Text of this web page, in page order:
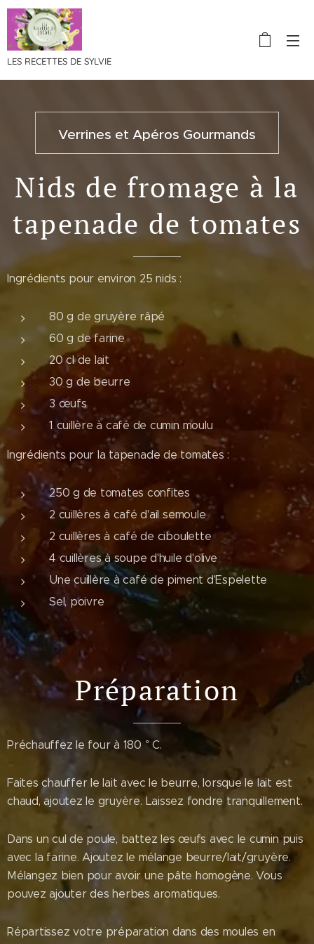
LES RECETTES DE SYLVIE
Verrines et Apéros Gourmands
Nids de fromage à la
tapenade de tomates
Ingrédients pour environ 25 nids :
80 g de gruyère râpé
60 g de farine
20 cl de lait
30 g de beurre
3 œufs
1 cuillère à café de cumin moulu
Ingrédients pour la tapenade de tomates :
250 g de tomates confites
2 cuillères à café d'ail semoule
2 cuillères à café de ciboulette
4 cuillères à soupe d'huile d'olive
Une cuillère à café de piment d'Espelette
Sel, poivre
Préparation
Préchauffez le four à 180 ° C.
Faites chauffer le lait avec le beurre, lorsque le lait est
chaud, ajoutez le gruyère. Laissez fondre tranquillement.
Dans un cul de poule, battez les œufs avec le cumin puis
avec la farine. Ajoutez le mélange beurre/lait/gruyère.
Mélangez bien pour avoir une pâte homogène. Vous
pouvez ajouter des herbes aromatiques.
Répartissez votre préparation dans des moules en